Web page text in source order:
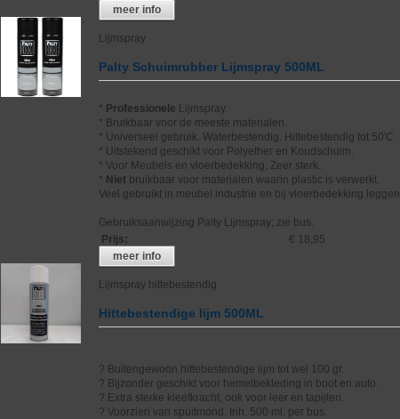
meer info
Lijmspray
Palty Schuimrubber Lijmspray 500ML
* Professionele Lijmspray.
* Bruikbaar voor de meeste materialen.
* Universeel gebruik. Waterbestendig. Hittebestendig tot 50'C
* Uitstekend geschikt voor Polyether en Koudschuim.
* Voor Meubels en vloerbedekking, Zeer sterk.
* Niet bruikbaar voor materialen waarin plastic is verwerkt.
Veel gebruikt in meubel industrie en bij vloerbedekking leggen.
Gebruiksaanwijzing Palty Lijmspray; zie bus.
Prijs:
€ 18,95
meer info
Lijmspray hittebestendig
Hittebestendige lijm 500ML
? Buitengewoon hittebestendige lijm tot wel 100 gr.
? Bijzonder geschikt voor hemelbekleding in boot en auto.
? Extra sterke kleefkracht, ook voor leer en tapijten.
? Voorzien van spuitmond. Inh. 500 ml. per bus.